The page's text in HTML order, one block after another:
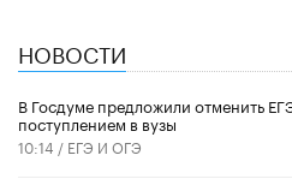
НОВОСТИ
В Госдуме предложили отменить
поступлением в вузы
10:14 / ЕГЭ И ОГЭ